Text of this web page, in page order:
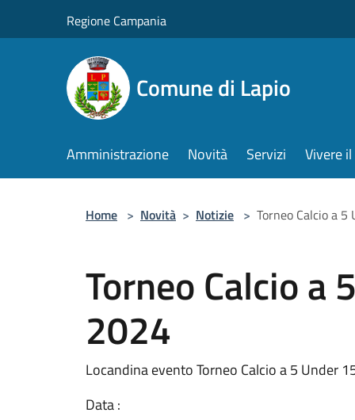
Regione Campania
Comune di Lapio
Amministrazione Novità Servizi Vivere
Home > Novità > Notizie > Torneo Calcio a
Torneo Calcio a
2024
Locandina evento Torneo Calcio a 5 Under
Data :